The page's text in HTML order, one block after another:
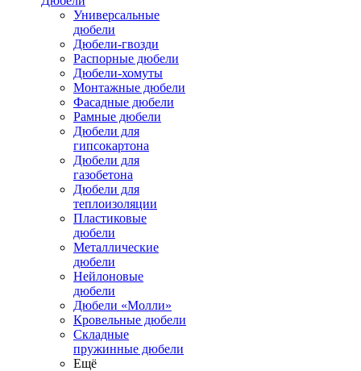
Универсальные
дюбели
Дюбели-гвозди
Распорные дюбели
Дюбели-хомуты
Монтажные дюбели
Фасадные дюбели
Рамные дюбели
Дюбели для
гипсокартона
Дюбели для
газобетона
Дюбели для
теплоизоляции
Пластиковые
дюбели
Металлические
дюбели
Нейлоновые
дюбели
Дюбели «Молли»
Кровельные дюбели
Складные
пружинные дюбели
Ещё